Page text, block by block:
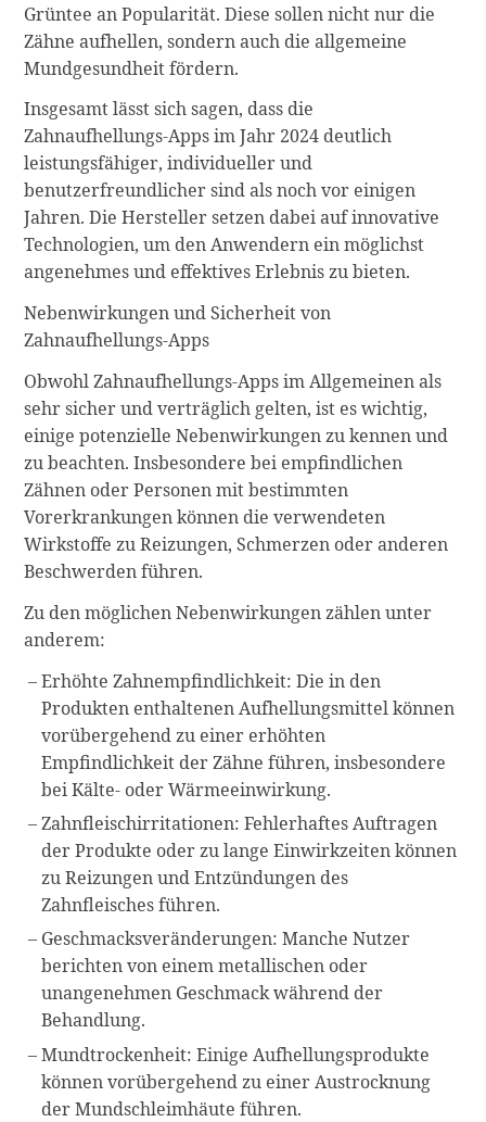
Grüntee an Popularität. Diese sollen nicht nur die
Zähne aufhellen, sondern auch die allgemeine
Mundgesundheit fördern.
Insgesamt lässt sich sagen, dass die
Zahnaufhellungs-Apps im Jahr 2024 deutlich
leistungsfähiger, individueller und
benutzerfreundlicher sind als noch vor einigen
Jahren. Die Hersteller setzen dabei auf innovative
Technologien, um den Anwendern ein möglichst
angenehmes und effektives Erlebnis zu bieten.
Nebenwirkungen und Sicherheit von
Zahnaufhellungs-Apps
Obwohl Zahnaufhellungs-Apps im Allgemeinen als
sehr sicher und verträglich gelten, ist es wichtig,
einige potenzielle Nebenwirkungen zu kennen und
zu beachten. Insbesondere bei empfindlichen
Zähnen oder Personen mit bestimmten
Vorerkrankungen können die verwendeten
Wirkstoffe zu Reizungen, Schmerzen oder anderen
Beschwerden führen.
Zu den möglichen Nebenwirkungen zählen unter
anderem:
Erhöhte Zahnempfindlichkeit: Die in den
Produkten enthaltenen Aufhellungsmittel können
vorübergehend zu einer erhöhten
Empfindlichkeit der Zähne führen, insbesondere
bei Kälte- oder Wärmeeinwirkung.
Zahnfleischirritationen: Fehlerhaftes Auftragen
der Produkte oder zu lange Einwirkzeiten können
zu Reizungen und Entzündungen des
Zahnfleisches führen.
Geschmacksveränderungen: Manche Nutzer
berichten von einem metallischen oder
unangenehmen Geschmack während der
Behandlung.
Mundtrockenheit: Einige Aufhellungsprodukte
können vorübergehend zu einer Austrocknung
der Mundschleimhäute führen.